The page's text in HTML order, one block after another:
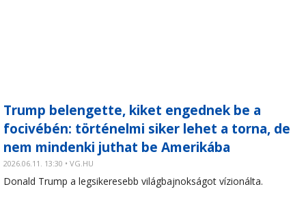
Trump belengette, kiket engednek be a
focivébén: történelmi siker lehet a torna, de
nem mindenki juthat be Amerikába
2026.06.11. 13:30 • VG.HU
Donald Trump a legsikeresebb világbajnokságot vízionálta.